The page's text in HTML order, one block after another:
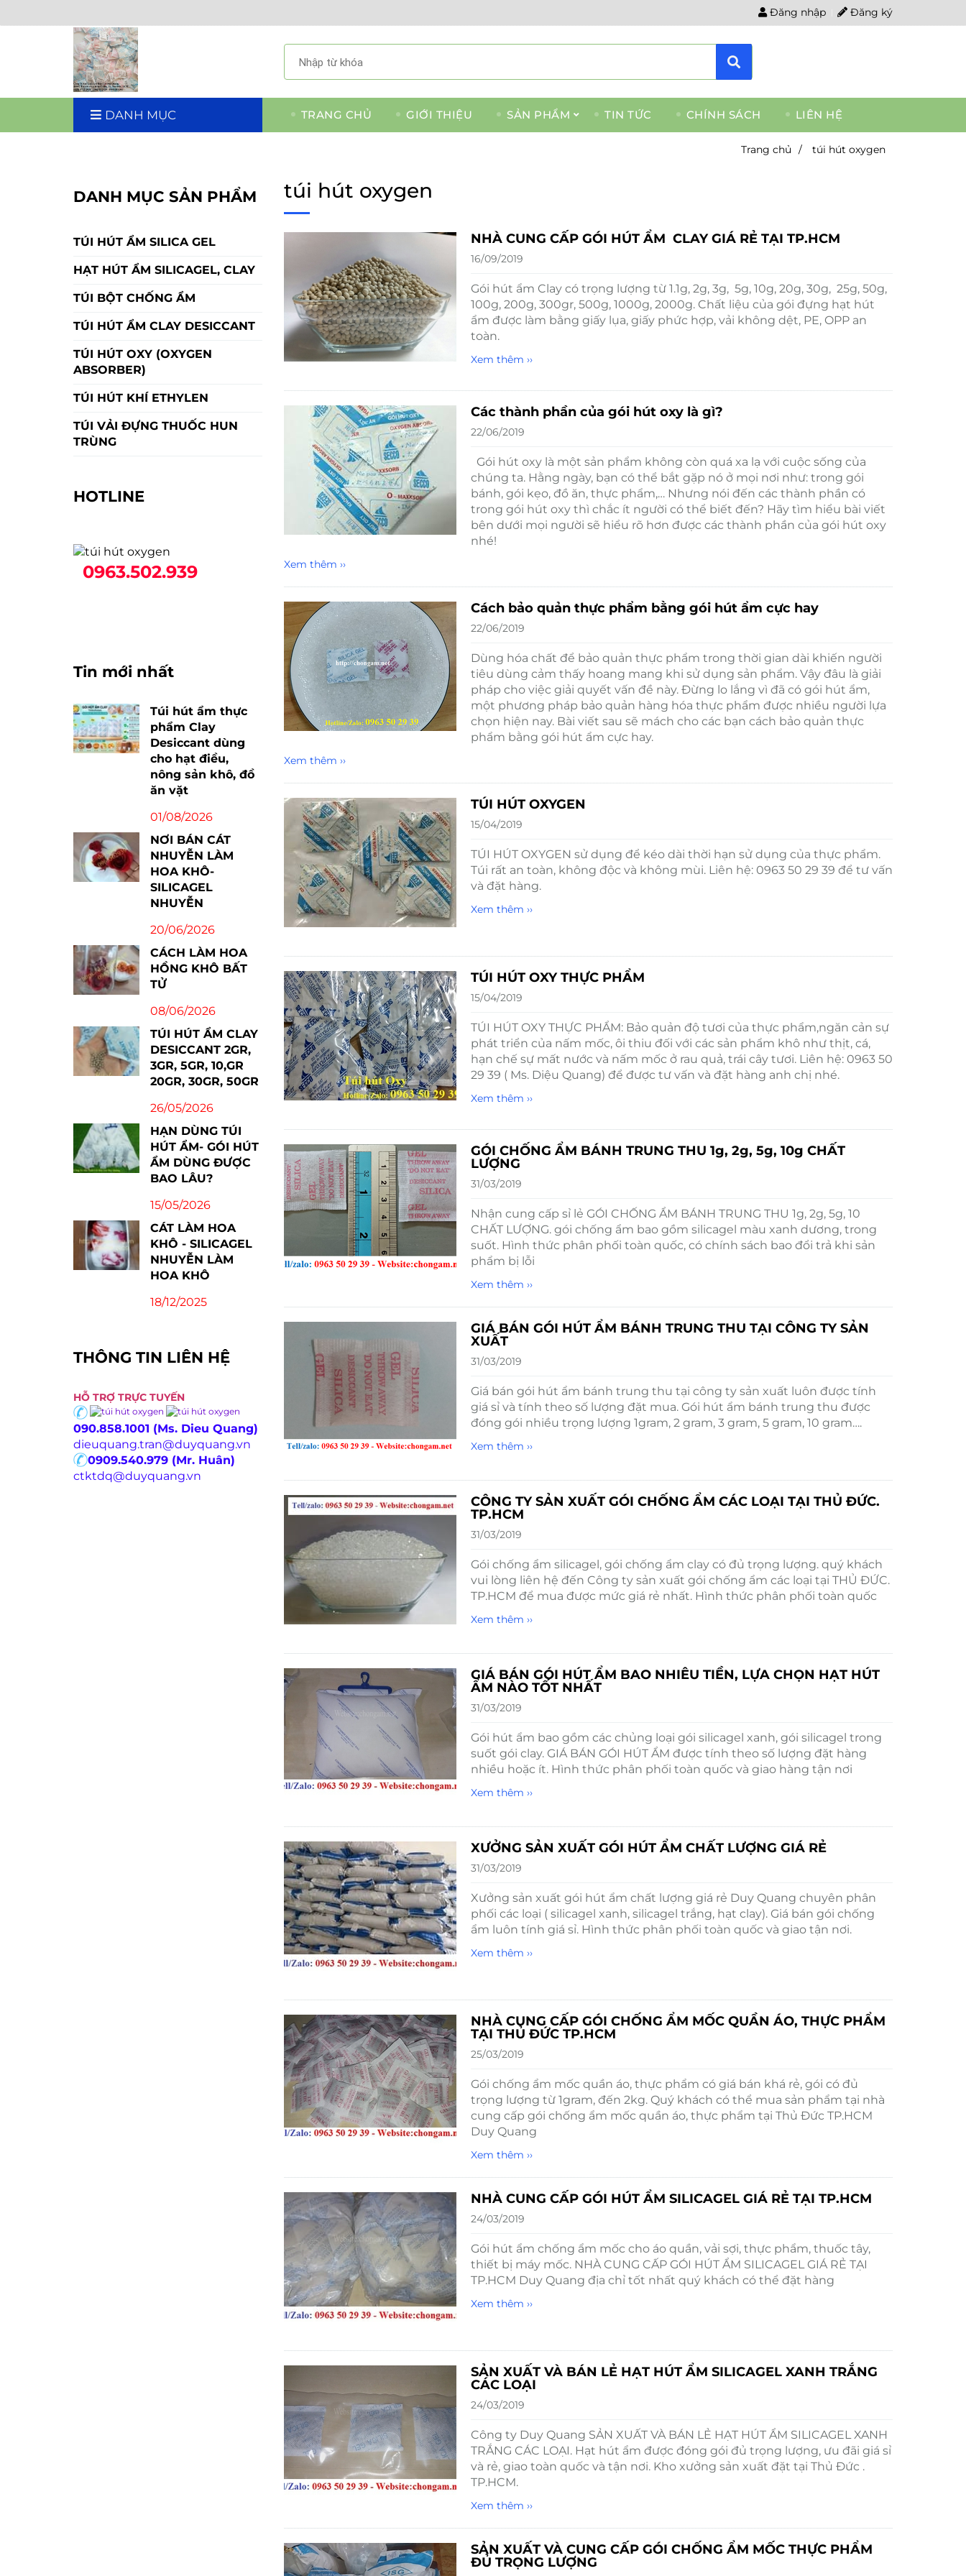
Đăng nhập Đăng ký
DANH MỤC TRANG CHỦ GIỚI THIỆU SẢN PHẨM TIN TỨC CHÍNH SÁCH LIÊN HỆ
Trang chủ / túi hút oxygen
túi hút oxygen
NHÀ CUNG CẤP GÓI HÚT ẨM CLAY GIÁ RẺ TẠI TP.HCM
16/09/2019
Gói hút ẩm Clay có trọng lượng từ 1.1g, 2g, 3g, 5g, 10g, 20g, 30g, 25g, 50g,
100g, 200g, 300gr, 500g, 1000g, 2000g. Chất liệu của gói đựng hạt hút
ẩm được làm bằng giấy lụa, giấy phức hợp, vải không dệt, PE, OPP an
toàn.
Xem thêm ››
Các thành phần của gói hút oxy là gì?
22/06/2019
Gói hút oxy là một sản phẩm không còn quá xa lạ với cuộc sống của
chúng ta. Hằng ngày, bạn có thể bắt gặp nó ở mọi nơi như: trong gói
bánh, gói kẹo, đồ ăn, thực phẩm,… Nhưng nói đến các thành phần có
trong gói hút oxy thì chắc ít người có thể biết đến? Hãy tìm hiểu bài viết
bên dưới mọi người sẽ hiểu rõ hơn được các thành phần của gói hút oxy
nhé!
Xem thêm ››
Cách bảo quản thực phẩm bằng gói hút ẩm cực hay
22/06/2019
Dùng hóa chất để bảo quản thực phẩm trong thời gian dài khiến người
tiêu dùng cảm thấy hoang mang khi sử dụng sản phẩm. Vậy đâu là giải
pháp cho việc giải quyết vấn đề này. Đừng lo lắng vì đã có gói hút ẩm,
một phương pháp bảo quản hàng hóa thực phẩm được nhiều người lựa
chọn hiện nay. Bài viết sau sẽ mách cho các bạn cách bảo quản thực
phẩm bằng gói hút ẩm cực hay.
Xem thêm ››
TÚI HÚT OXYGEN
15/04/2019
TÚI HÚT OXYGEN sử dụng để kéo dài thời hạn sử dụng của thực phẩm.
Túi rất an toàn, không độc và không mùi. Liên hệ: 0963 50 29 39 để tư vấn
và đặt hàng.
Xem thêm ››
TÚI HÚT OXY THỰC PHẨM
15/04/2019
TÚI HÚT OXY THỰC PHẨM: Bảo quản độ tươi của thực phẩm,ngăn cản sự
phát triển của nấm mốc, ôi thiu đối với các sản phẩm khô như thịt, cá,
hạn chế sự mất nước và nấm mốc ở rau quả, trái cây tươi. Liên hệ: 0963 50
29 39 ( Ms. Diệu Quang) để được tư vấn và đặt hàng anh chị nhé.
Xem thêm ››
GÓI CHỐNG ẨM BÁNH TRUNG THU 1g, 2g, 5g, 10g CHẤT
LƯỢNG
31/03/2019
Nhận cung cấp sỉ lẻ GÓI CHỐNG ẨM BÁNH TRUNG THU 1g, 2g, 5g, 10
CHẤT LƯỢNG. gói chống ẩm bao gồm silicagel màu xanh dương, trong
suốt. Hình thức phân phối toàn quốc, có chính sách bao đổi trả khi sản
phẩm bị lỗi
Xem thêm ››
GIÁ BÁN GÓI HÚT ẨM BÁNH TRUNG THU TẠI CÔNG TY SẢN
XUẤT
31/03/2019
Giá bán gói hút ẩm bánh trung thu tại công ty sản xuất luôn được tính
giá sỉ và tính theo số lượng đặt mua. Gói hút ẩm bánh trung thu được
đóng gói nhiều trọng lượng 1gram, 2 gram, 3 gram, 5 gram, 10 gram….
Xem thêm ››
CÔNG TY SẢN XUẤT GÓI CHỐNG ẨM CÁC LOẠI TẠI THỦ ĐỨC.
TP.HCM
31/03/2019
Gói chống ẩm silicagel, gói chống ẩm clay có đủ trọng lượng. quý khách
vui lòng liên hệ đến Công ty sản xuất gói chống ẩm các loại tại THỦ ĐỨC.
TP.HCM để mua được mức giá rẻ nhất. Hình thức phân phối toàn quốc
Xem thêm ››
GIÁ BÁN GÓI HÚT ẨM BAO NHIÊU TIỀN, LỰA CHỌN HẠT HÚT
ẨM NÀO TỐT NHẤT
31/03/2019
Gói hút ẩm bao gồm các chủng loại gói silicagel xanh, gói silicagel trong
suốt gói clay. GIÁ BÁN GÓI HÚT ẨM được tính theo số lượng đặt hàng
nhiều hoặc ít. Hình thức phân phối toàn quốc và giao hàng tận nơi
Xem thêm ››
XƯỞNG SẢN XUẤT GÓI HÚT ẨM CHẤT LƯỢNG GIÁ RẺ
31/03/2019
Xưởng sản xuất gói hút ẩm chất lượng giá rẻ Duy Quang chuyên phân
phối các loại ( silicagel xanh, silicagel trắng, hạt clay). Giá bán gói chống
ẩm luôn tính giá sỉ. Hình thức phân phối toàn quốc và giao tận nơi.
Xem thêm ››
NHÀ CUNG CẤP GÓI CHỐNG ẨM MỐC QUẦN ÁO, THỰC PHẨM
TẠI THỦ ĐỨC TP.HCM
25/03/2019
Gói chống ẩm mốc quần áo, thực phẩm có giá bán khá rẻ, gói có đủ
trọng lượng từ 1gram, đến 2kg. Quý khách có thể mua sản phẩm tại nhà
cung cấp gói chống ẩm mốc quần áo, thực phẩm tại Thủ Đức TP.HCM
Duy Quang
Xem thêm ››
NHÀ CUNG CẤP GÓI HÚT ẨM SILICAGEL GIÁ RẺ TẠI TP.HCM
24/03/2019
Gói hút ẩm chống ẩm mốc cho áo quần, vải sợi, thực phẩm, thuốc tây,
thiết bị máy mốc. NHÀ CUNG CẤP GÓI HÚT ẨM SILICAGEL GIÁ RẺ TẠI
TP.HCM Duy Quang địa chỉ tốt nhất quý khách có thể đặt hàng
Xem thêm ››
SẢN XUẤT VÀ BÁN LẺ HẠT HÚT ẨM SILICAGEL XANH TRẮNG
CÁC LOẠI
24/03/2019
Công ty Duy Quang SẢN XUẤT VÀ BÁN LẺ HẠT HÚT ẨM SILICAGEL XANH
TRẮNG CÁC LOẠI. Hạt hút ẩm được đóng gói đủ trọng lượng, ưu đãi giá sỉ
và rẻ, giao toàn quốc và tận nơi. Kho xưởng sản xuất đặt tại Thủ Đức .
TP.HCM.
Xem thêm ››
SẢN XUẤT VÀ CUNG CẤP GÓI CHỐNG ẨM MỐC THỰC PHẨM
ĐỦ TRỌNG LƯỢNG
DANH MỤC SẢN PHẨM
TÚI HÚT ẨM SILICA GEL
HẠT HÚT ẨM SILICAGEL, CLAY
TÚI BỘT CHỐNG ẨM
TÚI HÚT ẨM CLAY DESICCANT
TÚI HÚT OXY (OXYGEN
ABSORBER)
TÚI HÚT KHÍ ETHYLEN
TÚI VẢI ĐỰNG THUỐC HUN
TRÙNG
HOTLINE
0963.502.939
Tin mới nhất
Túi hút ẩm thực
phẩm Clay
Desiccant dùng
cho hạt điều,
nông sản khô, đồ
ăn vặt
01/08/2026
NƠI BÁN CÁT
NHUYỄN LÀM
HOA KHÔ-
SILICAGEL
NHUYỄN
20/06/2026
CÁCH LÀM HOA
HỒNG KHÔ BẤT
TỬ
08/06/2026
TÚI HÚT ẨM CLAY
DESICCANT 2GR,
3GR, 5GR, 10,GR
20GR, 30GR, 50GR
26/05/2026
HẠN DÙNG TÚI
HÚT ẨM- GÓI HÚT
ẨM DÙNG ĐƯỢC
BAO LÂU?
15/05/2026
CÁT LÀM HOA
KHÔ - SILICAGEL
NHUYỄN LÀM
HOA KHÔ
18/12/2025
THÔNG TIN LIÊN HỆ
HỖ TRỢ TRỰC TUYẾN
090.858.1001 (Ms. Dieu Quang)
dieuquang.tran@duyquang.vn
0909.540.979 (Mr. Huân)
ctktdq@duyquang.vn